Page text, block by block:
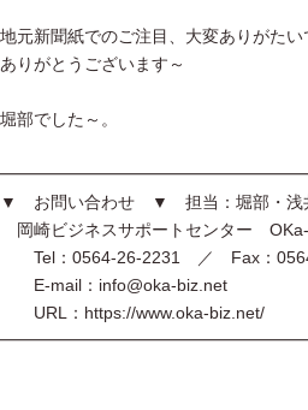
地元新聞紙でのご注目、大変ありがたい
ありがとうございます～
堀部でした～。
▼ お問い合わせ ▼ 担当：堀部・浅
岡崎ビジネスサポートセンター
Tel：0564-26-2231 ／ Fax：
E-mail：info@oka-biz.net
URL：https://www.oka-biz.net/